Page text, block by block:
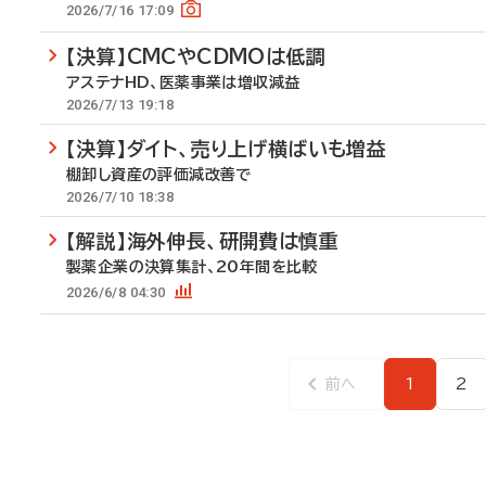
2026/7/16 17:09
【決算】CMCやCDMOは低調
アステナHD、医薬事業は増収減益
2026/7/13 19:18
【決算】ダイト、売り上げ横ばいも増益
棚卸し資産の評価減改善で
2026/7/10 18:38
【解説】海外伸長、研開費は慎重
製薬企業の決算集計、20年間を比較
2026/6/8 04:30
前
前へ
ペ
1
ペ
ー
2